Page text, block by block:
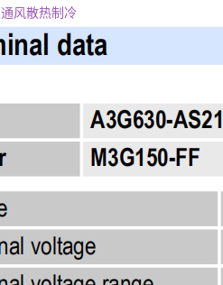
通风散热制冷